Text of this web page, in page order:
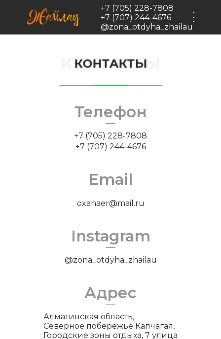
+7 (705) 228-7808
+7 (707) 244-4676
@zona_otdyha_zhailau
Черновик
КОНТАКТЫ
КОНТАКТЫ
Телефон
+7 (705) 228-7808
+7 (707) 244-4676
Email
oxanaer@mail.ru
Instagram
@zona_otdyha_zhailau
Адрес
Алматинская область,
Северное побережье Капчагая,
Городские зоны отдыха, 7 улица